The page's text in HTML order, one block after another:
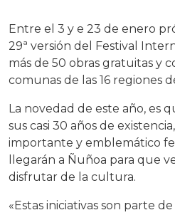
Entre el 3 y e 23 de enero
29ª versión del Festival
más de 50 obras gratuitas y
comunas de las 16 regiones
La novedad de este año, es
sus casi 30 años de
importante y emblemático
llegarán a Ñuñoa para que
disfrutar de la cultura.
«Estas iniciativas son parte